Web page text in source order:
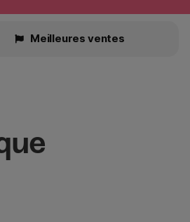
Meilleures ventes